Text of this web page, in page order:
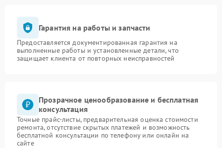
Гарантия на работы и запчасти
Предоставляется документированная гарантия на
выполненные работы и установленные детали, что
защищает клиента от повторных неисправностей
Прозрачное ценообразование и бесплатная
консультация
Точные прайс-листы, предварительная оценка стоимости
ремонта, отсутствие скрытых платежей и возможность
бесплатной консультации по телефону или онлайн на
сайте